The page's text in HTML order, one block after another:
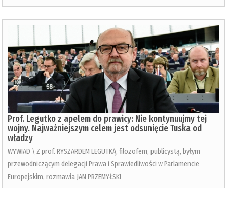
Prof. Legutko z apelem do prawicy: Nie kontynuujmy tej
wojny. Najważniejszym celem jest odsunięcie Tuska od
władzy
WYWIAD \ Z prof. RYSZARDEM LEGUTKĄ, filozofem, publicystą, byłym
przewodniczącym delegacji Prawa i Sprawiedliwości w Parlamencie
Europejskim, rozmawia JAN PRZEMYŁSKI